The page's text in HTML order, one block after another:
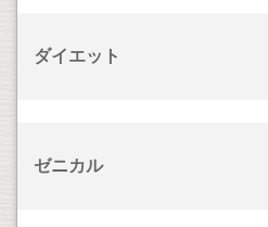
ダイエット
ゼニカル